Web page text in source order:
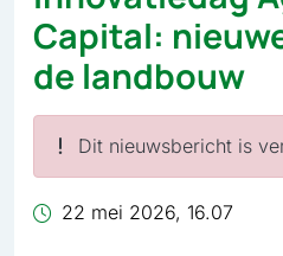
Capital:
de landbouw
Dit nieuwsbericht is
22 mei 2026, 16.07